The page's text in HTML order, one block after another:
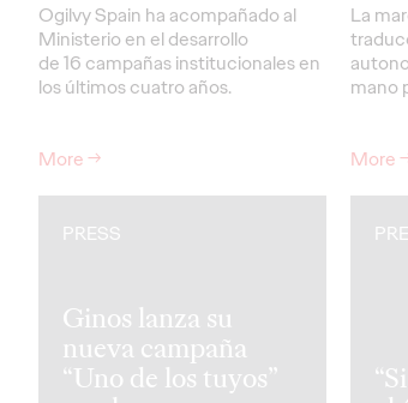
Ogilvy Spain ha acompañado al
Ministerio en el desarrollo
de 16 campañas institucionales en
los últimos cuatro años.
More→
La
mano
More
PRESS
Ginos lanza su
nueva campaña
“Uno de los tuyos”